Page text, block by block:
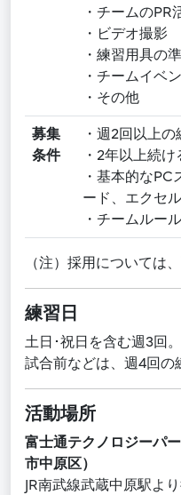
・チームのPR
・ビデオ撮影
・練習用具の
・チームイベ
・その他
募集
条件
・週2回以上
・2年以上続
・基本的な
ード、エクセル
・チームルー
（注）採用については
練習日
土日･祝日を含む週3回。
試合前などは、週4回の
活動場所
富士通テクノロジーパ
市中原区）
JR南武線武蔵中原駅よ